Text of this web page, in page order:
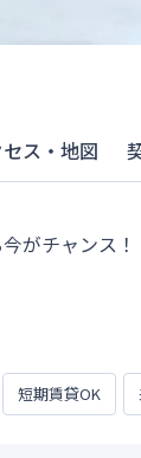
セス・地図
がチャンス！
短期賃貸OK